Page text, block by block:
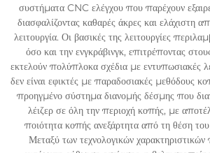
συστήματα CNC ελέγχου που παρέχουν
διασφαλίζοντας καθαρές άκρες και ελάχιστη
λειτουργία. Οι βασικές της λειτουργίες
όσο και την ενγκράβινγκ, επιτρέποντας
εκτελούν πολύπλοκα σχέδια με εντυπωσιακές
δεν είναι εφικτές με παραδοσιακές μεθόδους
προηγμένο σύστημα διανομής δέσμης που
λέιζερ σε όλη την περιοχή κοπής, με
ποιότητα κοπής ανεξάρτητα από τη θέση του
Μεταξύ των τεχνολογικών χαρακτηριστικών